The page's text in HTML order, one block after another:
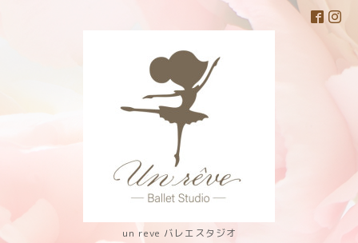
un reve バレエスタジオ